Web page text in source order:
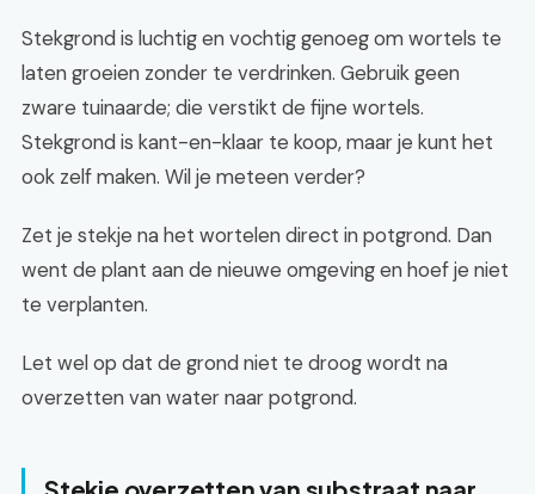
Stekgrond is luchtig en vochtig genoeg om wortels te
laten groeien zonder te verdrinken. Gebruik geen
zware tuinaarde; die verstikt de fijne wortels.
Stekgrond is kant-en-klaar te koop, maar je kunt het
ook zelf maken. Wil je meteen verder?
Zet je stekje na het wortelen direct in potgrond. Dan
went de plant aan de nieuwe omgeving en hoef je niet
te verplanten.
Let wel op dat de grond niet te droog wordt na
overzetten van water naar potgrond.